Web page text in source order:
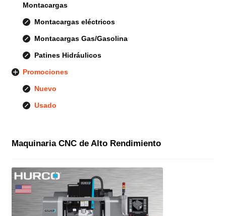
Montacargas
Montacargas eléctricos
Montacargas Gas/Gasolina
Patines Hidráulicos
Promociones
Nuevo
Usado
Maquinaria CNC de Alto Rendimiento